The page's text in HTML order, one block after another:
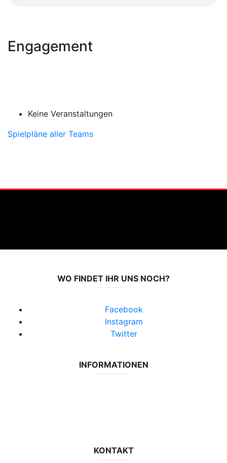
Engagement
Keine Veranstaltungen
Spielpläne aller Teams
WO FINDET IHR UNS NOCH?
Facebook
Instagram
Twitter
INFORMATIONEN
KONTAKT